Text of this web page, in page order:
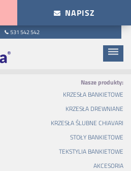
NAPISZ
531 542 542
dehaze
Nasze produkty:
KRZESŁA BANKIETOWE
KRZESŁA DREWNIANE
KRZESŁA ŚLUBNE CHIAVARI
STOŁY BANKIETOWE
TEKSTYLIA BANKIETOWE
AKCESORIA